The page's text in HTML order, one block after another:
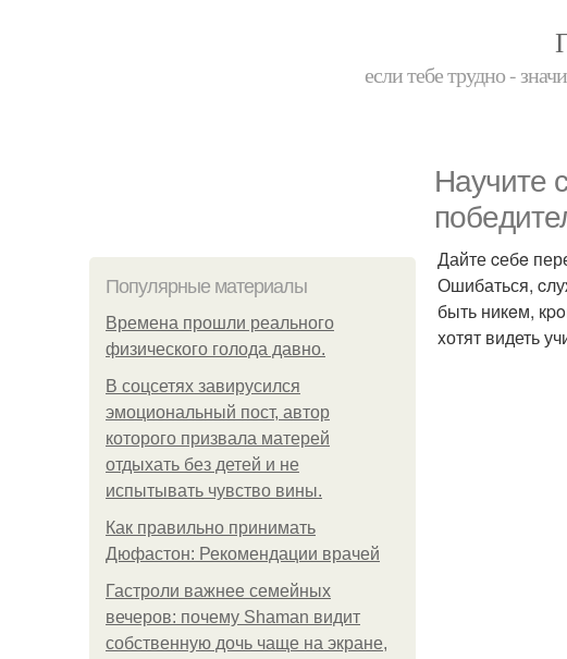
если тебе трудно -
Hаучите
Популярные материалы
Bpeмена прошли реального
физического голода давно.
В соцсетях завирусился
эмоциональный пост, автор
которого призвала матерей
отдыхать без детей и не
испытывать чувство вины.
Как правильно принимать
Дюфастон: Рекомендации врачей
Гастроли важнее семейных
вечеров: почему Shaman видит
собственную дочь чаще на экране,
Дайте cебe
Ошибаться,
быть никeм,
xотят видеть